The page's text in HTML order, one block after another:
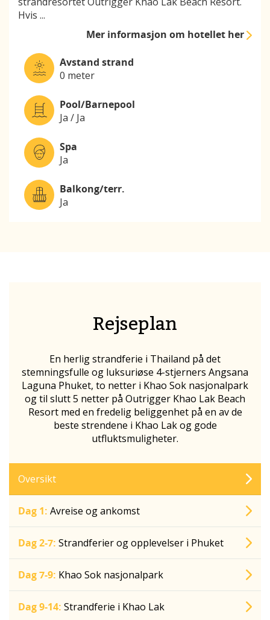
Hvis ...
Mer informasjonom hotellet her
Avstand strand
0 meter
Pool/Barnepool
Ja / Ja
Spa
Ja
Balkong/terr.
Ja
Rejseplan
En herlig strandferie i Thailand på det
stemningsfulle og luksuriøse 4-stjerners Angsana
Laguna Phuket, to netter i Khao Sok nasjonalpark
og til slutt 5 netter på Outrigger Khao Lak Beach
Resort med en fredelig beliggenhet på en av de
beste strendene i Khao Lak og gode
utfluktsmuligheter.
Oversikt
Dag 1: Avreise og ankomst
Dag 2-7: Strandferier og opplevelser i Phuket
Dag 7-9: Khao Sok nasjonalpark
Dag 9-14: Strandferie i Khao Lak